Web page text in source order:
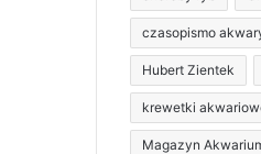
czasopismo
Hubert Zientek
krewetki
Magazyn